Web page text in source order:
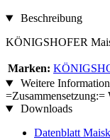
Beschreibung
KÖNIGSHOFER
Marken:
Weitere
Downloads
Datenblatt